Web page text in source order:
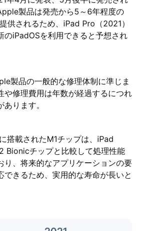
製品は発売から5～6年程度の
供されるため、iPad Pro（2021）
のiPadOSを利用できると予想され
製品の一般的な修理体制に準じま
や修理費用は年数が経過するにつれ
ります。
搭載されたM1チップは、iPad
Bionicチップと比較して処理性能
り、将来的なアプリケーションの要
できるため、実用的な寿命が長いと